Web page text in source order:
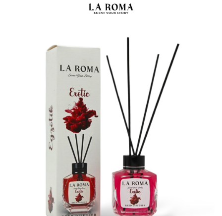
EYFEL Odorizant Camera cu
LORIS Odorizant cu Betisoare 120
Apret & solutii speciale
Detergent lichid
Parfum de rufe
Solutie de intretinere textile